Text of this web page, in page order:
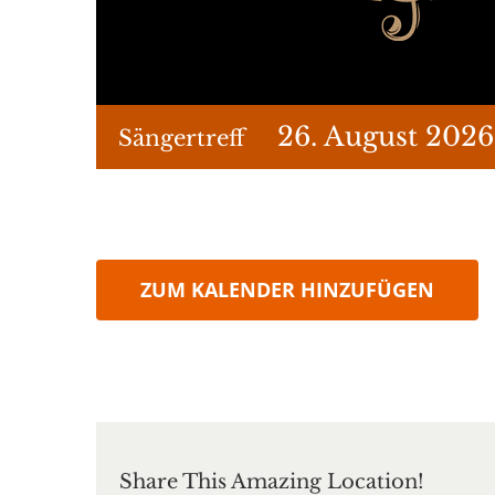
Sängertreff 26. August
ZUM KALENDER HINZUFÜGEN
Share This Amazing Location!